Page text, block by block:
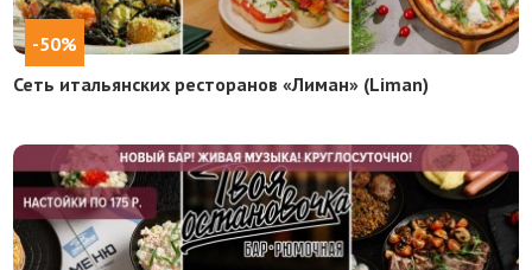
-50%
Сеть итальянских ресторанов «Лиман» (Liman)